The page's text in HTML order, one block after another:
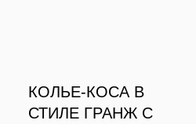
КОЛЬЕ-КОСА В
СТИЛЕ ГРАНЖ С